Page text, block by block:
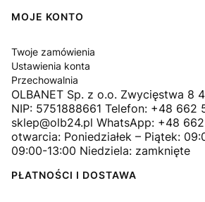
MOJE KONTO
Twoje zamówienia
Ustawienia konta
Przechowalnia
OLBANET Sp. z o.o. Zwycięstwa 8
NIP: 5751888661 Telefon: +48 662
sklep@olb24.pl WhatsApp: +48
otwarcia: Poniedziałek – Piątek:
09:00-13:00 Niedziela: zamknięte
PŁATNOŚCI I DOSTAWA